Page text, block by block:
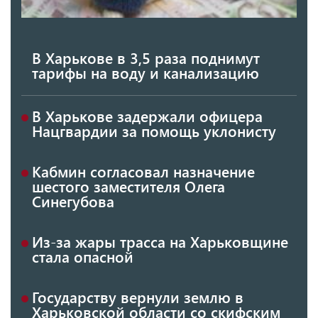
В Харькове в 3,5 раза поднимут
тарифы на воду и канализацию
В Харькове задержали офицера
Нацгвардии за помощь уклонисту
Кабмин согласовал назначение
шестого заместителя Олега
Синегубова
Из-за жары трасса на Харьковщине
стала опасной
Государству вернули землю в
Харьковской области со скифским